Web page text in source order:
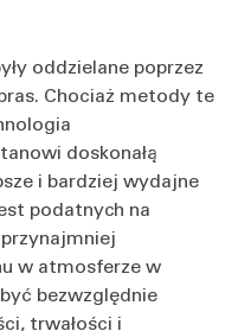
oddzielane poprzez
Chociaż metody te
doskonałą
i bardziej wydajne
podatnych na
w atmosferze w
bezwzględnie
trwałości i